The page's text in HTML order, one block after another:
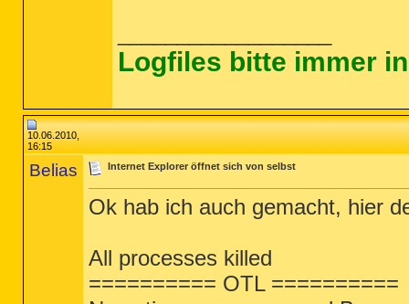
Logfiles bitte immer
10.06.2010,
16:15
Belias Internet Explorer öffnet sich von selbst
Ok hab ich auch gemacht, hier
All processes killed
========== OTL ==========